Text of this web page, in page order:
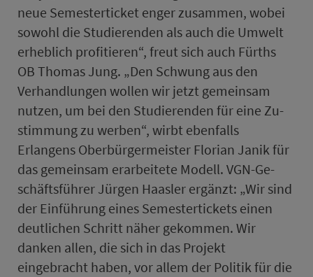
neue Se­mes­ter­ti­cket enger zusammen, wobei
sowohl die Stu­die­renden als auch die Umwelt
er­heb­lich profitieren“, freut sich auch Fürths
OB Thomas Jung. „Den Schwung aus den
Verhandlungen wollen wir jetzt ge­mein­sam
nutzen, um bei den Stu­die­renden für eine Zu­
stim­mung zu werben“, wirbt eben­falls
Erlangens Oberbürgermeister Florian Janik für
das ge­mein­sam erarbeitete Modell. VGN-Ge­
schäfts­füh­rer Jürgen Haasler ergänzt: „Wir sind
der Einführung eines Se­mes­ter­ti­ckets einen
deutlichen Schritt näher gekommen. Wir
danken allen, die sich in das Projekt
eingebracht haben, vor allem der Politik für die